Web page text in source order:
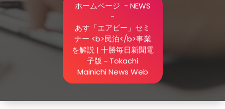
ホームページ - NEWS
-
あす「エアビー」セミ
ナー <b>民泊</b>事業
を解説 | 十勝毎日新聞電
子版－Tokachi
Mainichi News Web